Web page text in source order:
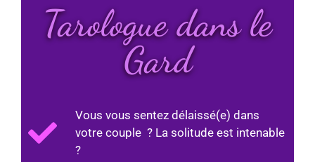
Tarologue dans le
Gard
Vous vous sentez délaissé(e) dans
votre couple ? La solitude est intenable
?